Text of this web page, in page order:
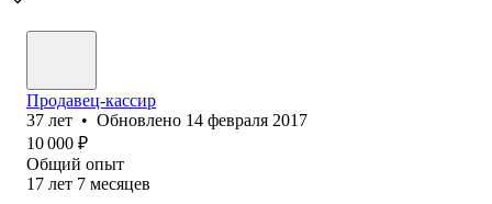
Продавец-кассир
37 лет • Обновлено 14 февраля 2017
10 000 ₽
Общий опыт
17 лет 7 месяцев